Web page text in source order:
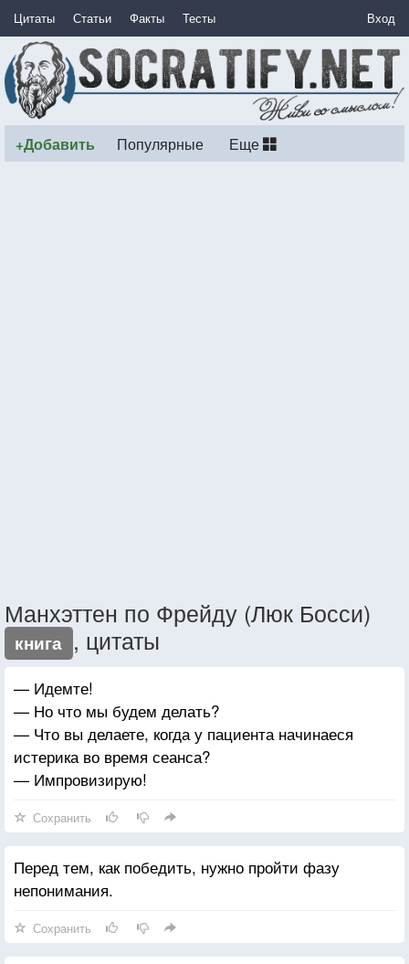
Цитаты Статьи Факты Тесты Вход
+Добавить Популярные Еще
Манхэттен по Фрейду (Люк Босси)
книга , цитаты
— Идемте!
— Но что мы будем делать?
— Что вы делаете, когда у пациента начинаеся
истерика во время сеанса?
— Импровизирую!
Сохранить
Перед тем, как победить, нужно пройти фазу
непонимания.
Сохранить